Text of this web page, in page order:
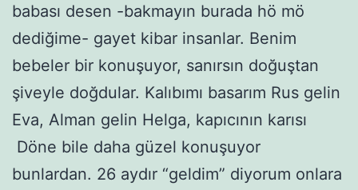
babası desen -bakmayın burada hö mö
dediğime- gayet kibar insanlar. Benim
bebeler bir konuşuyor, sanırsın doğuştan
şiveyle doğdular. Kalıbımı basarım Rus gelin
Eva, Alman gelin Helga, kapıcının karısı
Döne bile daha güzel konuşuyor
bunlardan. 26 aydır “geldim” diyorum onlara